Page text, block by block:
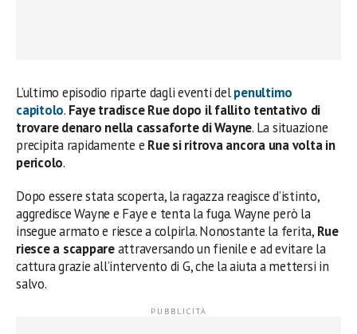
L’ultimo episodio riparte dagli eventi delpenultimo
capitolo. Faye tradisce Rue dopo il fallito tentativo di
trovare denaro nella cassaforte di Wayne. La situazione
precipita rapidamente e Rue si ritrova ancora una volta in
pericolo.
Dopo essere stata scoperta, la ragazza reagisce d’istinto,
aggredisce Wayne e Faye e tenta la fuga. Wayne però la
insegue armato e riesce a colpirla. Nonostante la ferita, Rue
riesce a scappareattraversando un fienile e ad evitare la
cattura grazie all’intervento di G, che la aiuta a mettersi in
salvo.